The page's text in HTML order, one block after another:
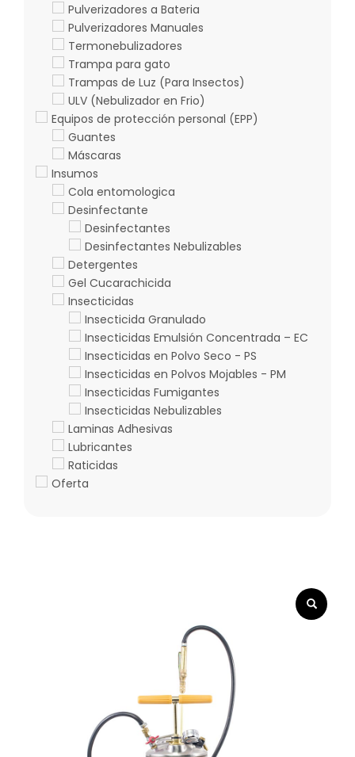
Pulverizadores a Bateria
Pulverizadores Manuales
Termonebulizadores
Trampa para gato
Trampas de Luz (Para Insectos)
ULV (Nebulizador en Frio)
Equipos de protección personal (EPP)
Guantes
Máscaras
Insumos
Cola entomologica
Desinfectante
Desinfectantes
Desinfectantes Nebulizables
Detergentes
Gel Cucarachicida
Insecticidas
Insecticida Granulado
Insecticidas Emulsión Concentrada – EC
Insecticidas en Polvo Seco - PS
Insecticidas en Polvos Mojables - PM
Insecticidas Fumigantes
Insecticidas Nebulizables
Laminas Adhesivas
Lubricantes
Raticidas
Oferta